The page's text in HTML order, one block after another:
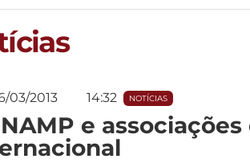
03/2013 14:32 NOTÍCIAS
e